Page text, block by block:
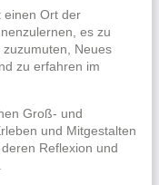
einen Ort der
es zu
Neues
zu erfahren im
Groß- und
und Mitgestalten
Reflexion und